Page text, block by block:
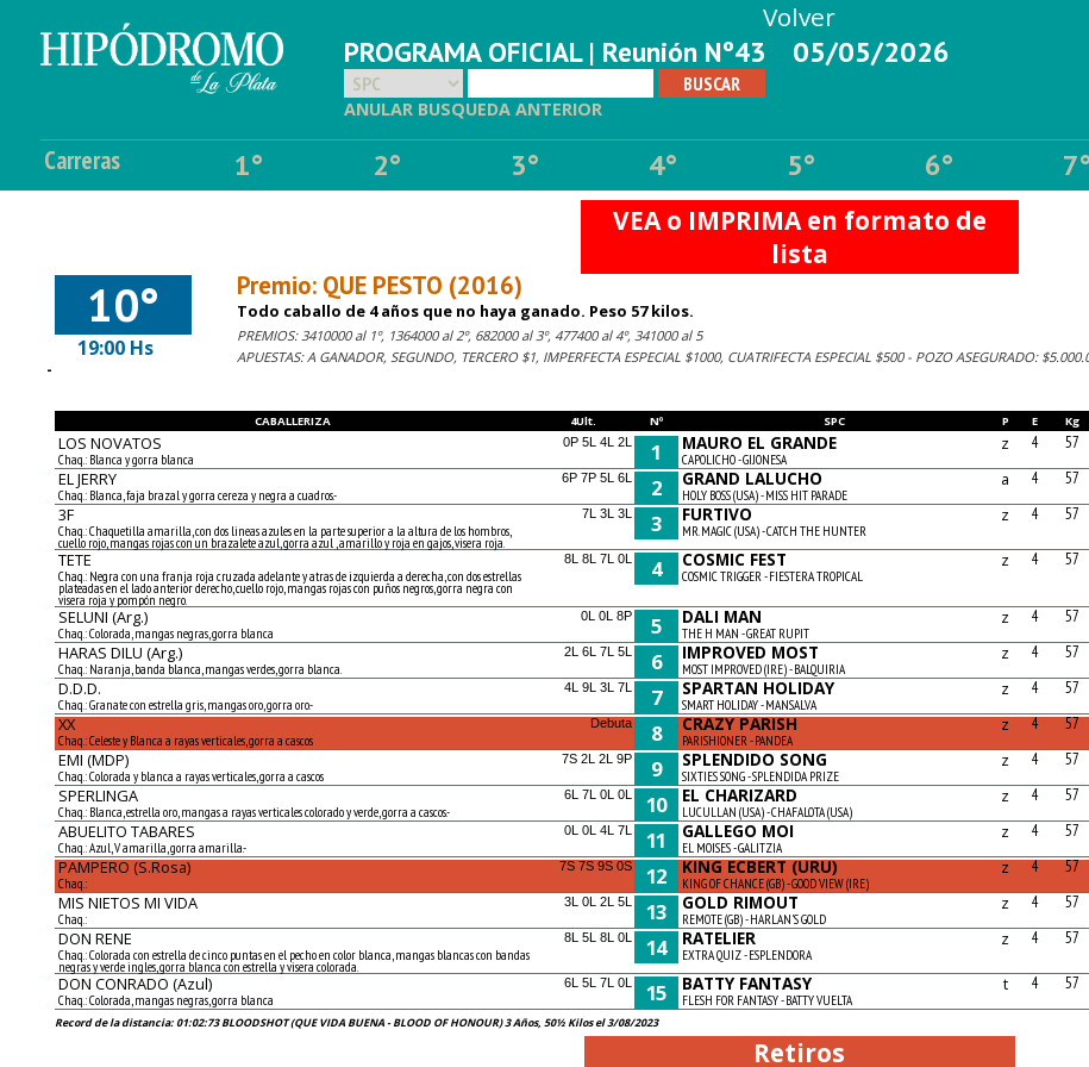
Volver
PROGRAMA OFICIAL | Reunión Nº43 05/05/2026
ANULAR BUSQUEDA ANTERIOR
Carreras 1° 2° 3° 4° 5° 6° 7°
VEA o IMPRIMA en formato de
lista
10°
19:00 Hs
-
Premio: QUE PESTO (2016)
Todo caballo de 4 años que no haya ganado. Peso 57 kilos.
PREMIOS: 3410000 al 1º, 1364000 al 2º, 682000 al 3º, 477400 al 4º, 341000 al 5
APUESTAS: A GANADOR, SEGUNDO, TERCERO $1, IMPERFECTA ESPECIAL $1000, CUATRIFECTA ESPECIAL $500 - POZO ASEGURADO:
CABALLERIZA 4Ult. Nº SPC P E Kg
LOS NOVATOS
Chaq.: Blanca y gorra blanca
0P 5L 4L 2L 1 MAURO EL GRANDE
CAPOLICHO - GIJONESA
z 4 57
EL JERRY
Chaq.: Blanca, faja brazal y gorra cereza y negra a cuadros.-
6P 7P 5L 6L 2 GRAND LALUCHO
HOLY BOSS (USA) - MISS HIT PARADE
a 4 57
3F
Chaq.: Chaquetilla amarilla, con dos lineas azules en la parte superior a la altura de los hombros,
cuello rojo, mangas rojas con un brazalete azul, gorra azul , amarillo y roja en gajos, visera roja.
7L 3L 3L 3 FURTIVO
MR. MAGIC (USA) - CATCH THE HUNTER
z 4 57
TETE
Chaq.: Negra con una franja roja cruzada adelante y atras de izquierda a derecha, con dos estrellas
plateadas en el lado anterior derecho, cuello rojo, mangas rojas con puños negros, gorra negra con
visera roja y pompón negro.
8L 8L 7L 0L 4 COSMIC FEST
COSMIC TRIGGER - FIESTERA TROPICAL
z 4 57
SELUNI (Arg.)
Chaq.: Colorada, mangas negras, gorra blanca
0L 0L 8P 5 DALI MAN
THE H MAN - GREAT RUPIT
z 4 57
HARAS DILU (Arg.)
Chaq.: Naranja, banda blanca, mangas verdes, gorra blanca.
2L 6L 7L 5L 6 IMPROVED MOST
MOST IMPROVED (IRE) - BALQUIRIA
z 4 57
D.D.D.
Chaq.: Granate con estrella gris, mangas oro, gorra oro.-
4L 9L 3L 7L 7 SPARTAN HOLIDAY
SMART HOLIDAY - MANSALVA
z 4 57
XX
Chaq.: Celeste y Blanca a rayas verticales, gorra a cascos
Debuta 8 CRAZY PARISH
PARISHIONER - PANDEA
z 4 57
EMI (MDP)
Chaq.: Colorada y blanca a rayas verticales, gorra a cascos
7S 2L 2L 9P 9 SPLENDIDO SONG
SIXTIES SONG - SPLENDIDA PRIZE
z 4 57
SPERLINGA
Chaq.: Blanca, estrella oro, mangas a rayas verticales colorado y verde, gorra a cascos.-
6L 7L 0L 0L 10 EL CHARIZARD
LUCULLAN (USA) - CHAFALOTA (USA)
z 4 57
ABUELITO TABARES
Chaq.: Azul, V amarilla, gorra amarilla.-
0L 0L 4L 7L 11 GALLEGO MOI
EL MOISES - GALITZIA
z 4 57
PAMPERO (S.Rosa)
Chaq.:
7S 7S 9S 0S 12 KING ECBERT (URU)
KING OF CHANCE (GB) - GOOD VIEW (IRE)
z 4 57
MIS NIETOS MI VIDA
Chaq.:
3L 0L 2L 5L 13 GOLD RIMOUT
REMOTE (GB) - HARLAN'S GOLD
z 4 57
DON RENE
Chaq.: Colorada con estrella de cinco puntas en el pecho en color blanca, mangas blancas con bandas
negras y verde ingles, gorra blanca con estrella y visera colorada.
8L 5L 8L 0L 14 RATELIER
EXTRA QUIZ - ESPLENDORA
z 4 57
DON CONRADO (Azul)
Chaq.: Colorada, mangas negras, gorra blanca
6L 5L 7L 0L 15 BATTY FANTASY
FLESH FOR FANTASY - BATTY VUELTA
t 4 57
Record de la distancia: 01:02:73 BLOODSHOT (QUE VIDA BUENA - BLOOD OF HONOUR) 3 Años, 50½ Kilos el 3/08/2023
Retiros